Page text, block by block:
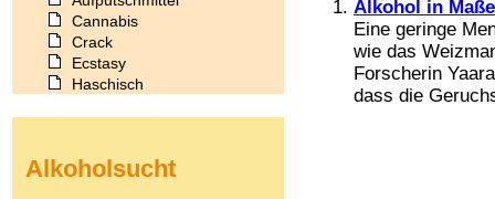
Alkohol in
Eine geringe
wie das
Forscherin
dass die
Cannabis
Crack
Ecstasy
Haschisch
Kokain
Alkoholsucht